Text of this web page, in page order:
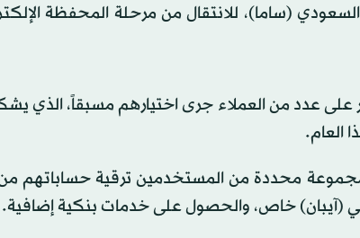
(ساما)، للانتقال من مرحلة المحفظة
على عدد من العملاء جرى اختيارهم مسبقاً، الذي
العام.
محددة من المستخدمين ترقية حساباتهم
(آيبان) خاص، والحصول على خدمات بنكية إضافية.